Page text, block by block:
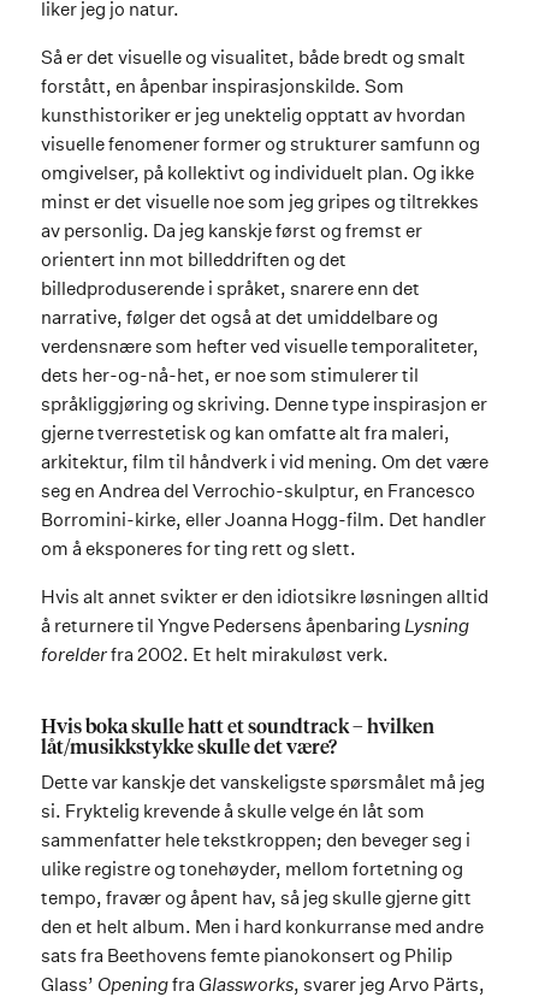
liker jeg jo natur.
Så er det visuelle og visualitet, både bredt og smalt
forstått, en åpenbar inspirasjonskilde. Som
kunsthistoriker er jeg unektelig opptatt av hvordan
visuelle fenomener former og strukturer samfunn og
omgivelser, på kollektivt og individuelt plan. Og ikke
minst er det visuelle noe som jeg gripes og tiltrekkes
av personlig. Da jeg kanskje først og fremst er
orientert inn mot billeddriften og det
billedproduserende i språket, snarere enn det
narrative, følger det også at det umiddelbare og
verdensnære som hefter ved visuelle temporaliteter,
dets her-og-nå-het, er noe som stimulerer til
språkliggjøring og skriving. Denne type inspirasjon er
gjerne tverrestetisk og kan omfatte alt fra maleri,
arkitektur, film til håndverk i vid mening. Om det være
seg en Andrea del Verrochio-skulptur, en Francesco
Borromini-kirke, eller Joanna Hogg-film. Det handler
om å eksponeres for ting rett og slett.
Hvis alt annet svikter er den idiotsikre løsningen alltid
å returnere til Yngve Pedersens åpenbaring Lysning
forelderfra 2002. Et helt mirakuløst verk.
Hvis boka skulle hatt et soundtrack – hvilken
låt/musikkstykke skulle det være?
Dette var kanskje det vanskeligste spørsmålet må jeg
si. Fryktelig krevende å skulle velge én låt som
sammenfatter hele tekstkroppen; den beveger seg i
ulike registre og tonehøyder, mellom fortetning og
tempo, fravær og åpent hav, så jeg skulle gjerne gitt
den et helt album. Men i hard konkurranse med andre
sats fra Beethovens femte pianokonsert og Philip
Glass’ Openingfra Glassworks, svarer jeg Arvo Pärts,